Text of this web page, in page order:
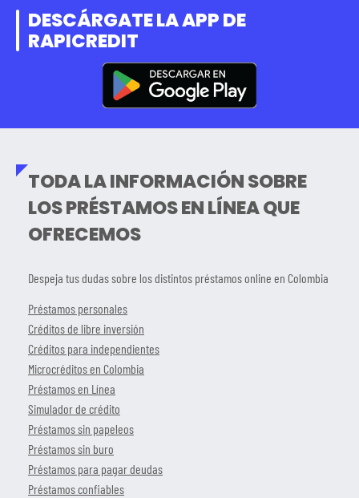
DESCÁRGATE LA APP DE
RAPICREDIT
TODA LA INFORMACIÓN SOBRE
LOS PRÉSTAMOS EN LÍNEA QUE
OFRECEMOS
Despeja tus dudas sobre los distintos préstamos online en Colombia
Préstamos personales
Créditos de libre inversión
Créditos para independientes
Microcréditos en Colombia
Préstamos en Línea
Simulador de crédito
Préstamos sin papeleos
Préstamos sin buro
Préstamos para pagar deudas
Préstamos confiables